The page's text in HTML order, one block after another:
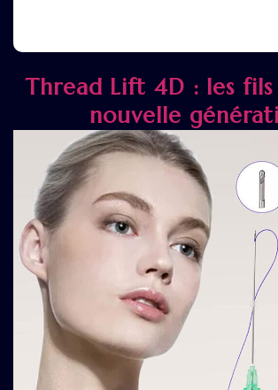
Thread Lift 4D : les fils
nouvelle